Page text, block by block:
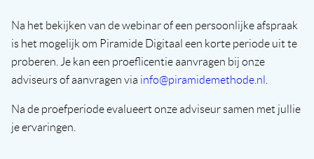
Na het bekijken van de webinar of een persoonlijke afspraak
is het mogelijk om Piramide Digitaal een korte periode uit te
proberen. Je kan een proeflicentie aanvragen bij onze
adviseurs of aanvragen via info@piramidemethode.nl
Na de proefperiode evalueert onze adviseur samen met jullie
je ervaringen.